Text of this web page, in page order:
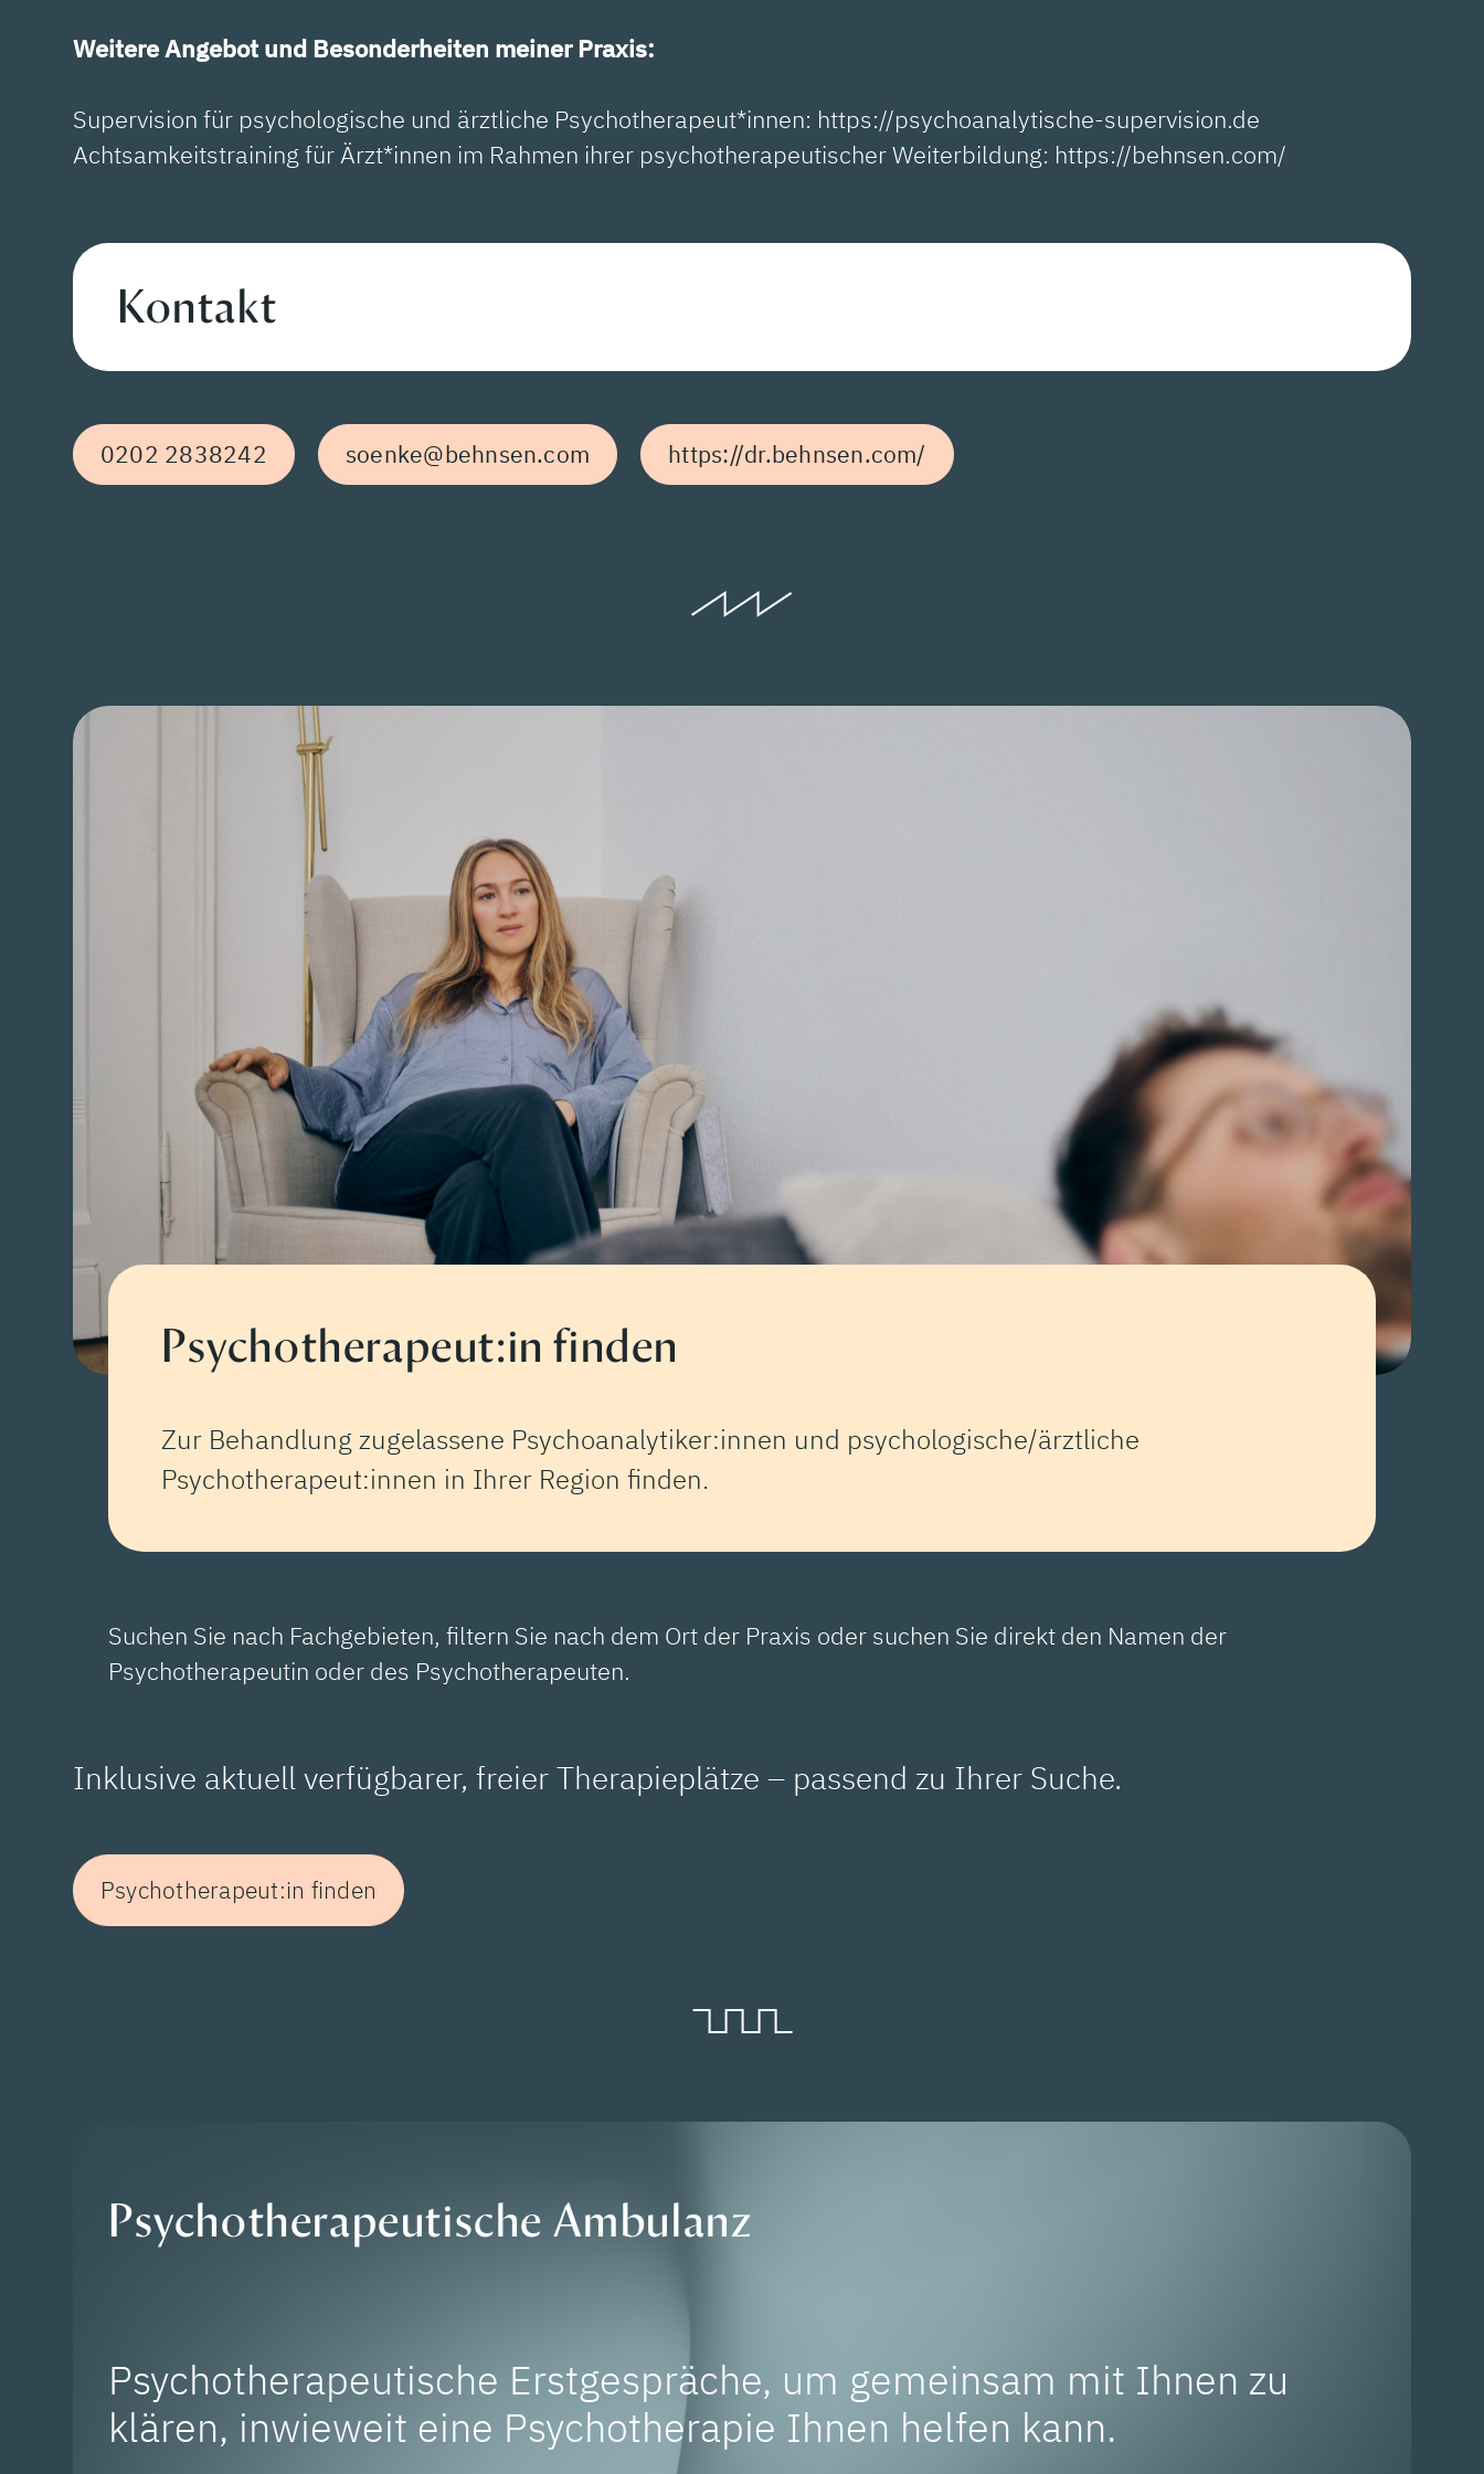
Weitere Angebot und Besonderheiten meiner Praxis:
Supervision für psychologische und ärztliche Psychotherapeut*innen: https://psychoanalytische-supervision.de
Achtsamkeitstraining für Ärzt*innen im Rahmen ihrer psychotherapeutischer Weiterbildung: https://behnsen.com/
Kontakt
0202 2838242 soenke@behnsen.com https://dr.behnsen.com/
Psychotherapeut:in finden
Zur Behandlung zugelassene Psychoanalytiker:innen und psychologische/ärztliche
Psychotherapeut:innen in Ihrer Region finden.
Suchen Sie nach Fachgebieten, filtern Sie nach dem Ort der Praxis oder suchen Sie direkt den Namen der
Psychotherapeutin oder des Psychotherapeuten.
Inklusive aktuell verfügbarer, freier Therapieplätze – passend zu Ihrer Suche.
Psychotherapeut:in finden
Psychotherapeutische Ambulanz
Psychotherapeutische Erstgespräche, um gemeinsam mit Ihnen zu
klären, inwieweit eine Psychotherapie Ihnen helfen kann.